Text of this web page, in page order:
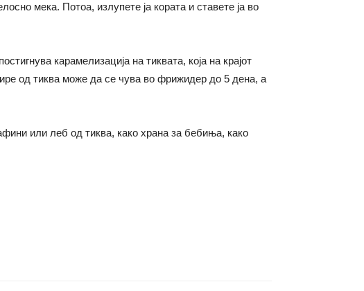
мека. Потоа, излупете ја кората и ставете ја во
карамелизација на тиквата, која на крајот
од тиква може да се чува во фрижидер до 5 дена, а
или леб од тиква, како храна за бебиња, како